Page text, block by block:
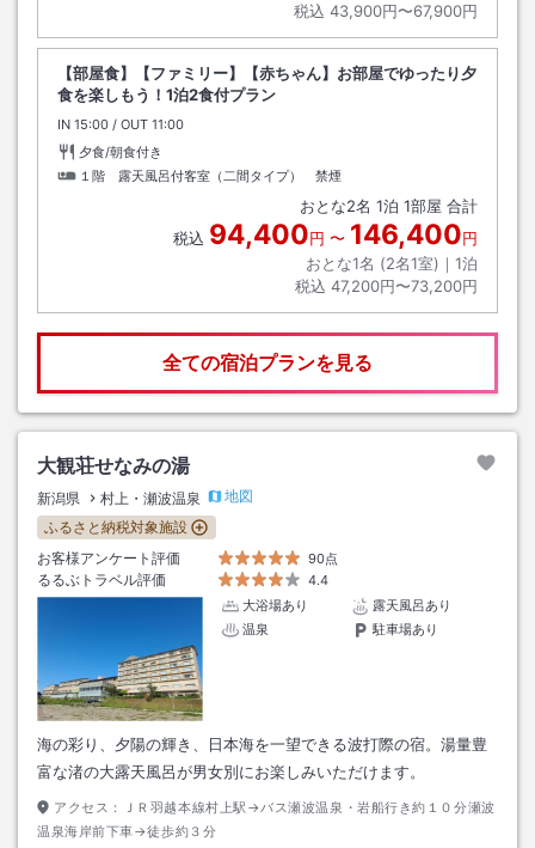
税込 43,900円〜67,900円
【部屋食】【ファミリー】【赤ちゃん】お部屋でゆったり夕
食を楽しもう！1泊2食付プラン
IN チェックイン
15:00 / OUT チェックアウト
11:00
夕食/朝食付き
１階 露天風呂付客室（二間タイプ） 禁煙
おとな2名 1泊 1部屋 合計
税込 94,400円 〜 146,400円
おとな1名 (2名1室)｜ 1泊
税込 47,200円〜73,200円
全ての宿泊プランを見る
大観荘せなみの湯
新潟県 村上・瀬波温泉
地図
ふるさと納税対象施設
お客様アンケート評価
90点
るるぶトラベル評価
4.4
大浴場あり
露天風呂あり
温泉
駐車場あり
海の彩り、夕陽の輝き、日本海を一望できる波打際の宿。湯量豊
富な渚の大露天風呂が男女別にお楽しみいただけます。
アクセス：
ＪＲ羽越本線村上駅→バス瀬波温泉・岩船行き約１０分瀬波
温泉海岸前下車→徒歩約３分